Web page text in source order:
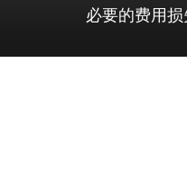
必要的费用损